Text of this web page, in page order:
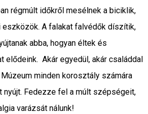
régmúlt időkről mesélnek a biciklik,
eszközök. A falakat falvédők díszítik,
abba, hogyan éltek és
elődeink. Akár egyedül, akár családdal
minden korosztály számára
nyújt. Fedezze fel a múlt szépségeit,
varázsát nálunk!